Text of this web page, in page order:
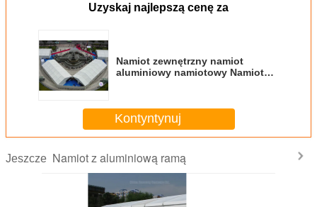
Uzyskaj najlepszą cenę za
Namiot zewnętrzny namiot
aluminiowy namiotowy Namioty
Kontyntynuj
Jeszcze Namiot z aluminiową ramą